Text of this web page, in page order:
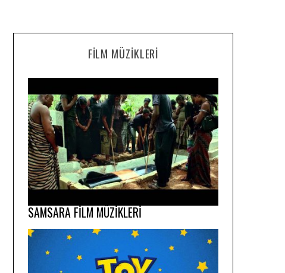
FILM MÜZIKLERI
SAMSARA FİLM MÜZİKLERİ